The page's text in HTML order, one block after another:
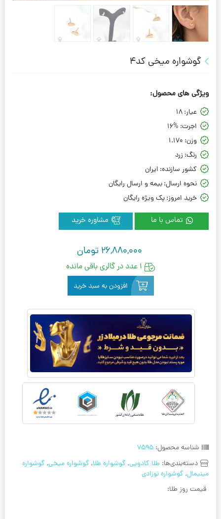
گوشواره میخی کد4
شناسه محصول: 7595
دسته‌بندی‌ها: طلا کادویی, گوشواره طلا, گوشواره میخی, گوشواره
مینیمال, گوشواره نوزادی
قیمت روز طلا:
ویژگی های محصول:
عیار:18
اجرت: 16%
وزن: 1.170
رنگ: زرد
کشور سازنده: ایران
نحوه ارسال:بیمه و ارسال رایگان
خرید امروز:پک ویژه رایگان
تماس با ما
26,880,000 تومان
1 عدد در گالری باقی مانده
افزودن به سبد خرید